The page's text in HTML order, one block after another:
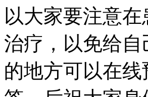
以大家要注意
治疗，以免给
的地方可以在